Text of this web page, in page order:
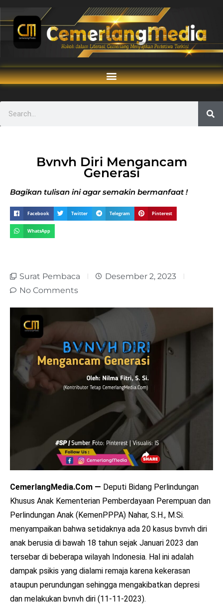
Bvnvh Diri Mengancam
Generasi
Bagikan tulisan ini agar semakin bermanfaat !
Facebook Twitter Telegram Pinterest
WhatsApp
Surat Pembaca
Desember 2, 2023
No Comments
CemerlangMedia.Com — Deputi Bidang Perlindungan
Khusus Anak Kementerian Pemberdayaan Perempuan dan
Perlindungan Anak (KemenPPPA) Nahar, S.H., M.Si.
menyampaikan bahwa setidaknya ada 20 kasus bvnvh diri
anak berusia di bawah 18 tahun sejak Januari 2023 dan
tersebar di beberapa wilayah Indonesia. Hal ini adalah
dampak psikis yang dialami remaja karena kekerasan
ataupun perundungan sehingga mengakibatkan depresi
dan melakukan bvnvh diri (11-11-2023).